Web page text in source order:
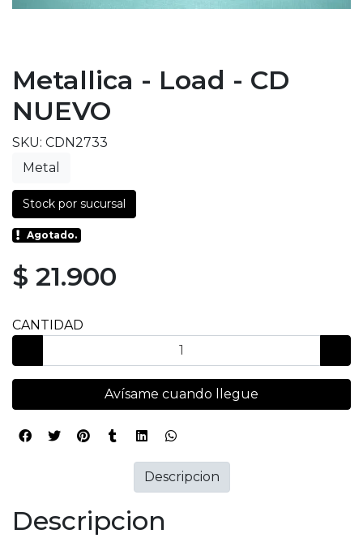
Metallica - Load - CD
NUEVO
SKU: CDN2733
Metal
Stock por sucursal
Agotado.
$ 21.900
CANTIDAD
Avísame cuando llegue
Descripcion
Descripcion